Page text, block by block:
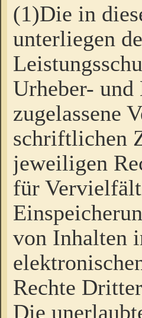
(1)Die in
unterliegen
Urheber- und
zugelassene
schriftlichen
jeweiligen
für
von Inhalten
Rechte
Die